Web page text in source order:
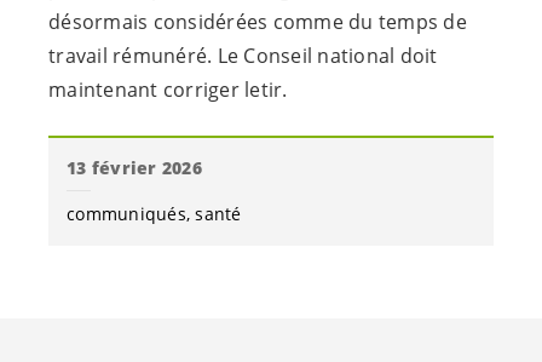
désormais considérées comme du temps de
travail rémunéré. Le Conseil national doit
maintenant corriger letir.
13 février 2026
communiqués santé